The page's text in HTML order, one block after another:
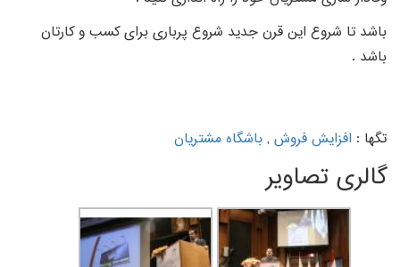
باشد تا شروع این قرن جدید شروع پرباری برای کسب و کارتان
باشد .
تگها : افزایش فروش ,باشگاه مشتریان
گالری تصاویر